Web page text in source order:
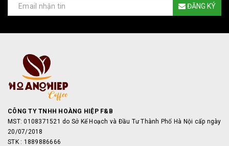
ĐĂNG KÝ
CÔNG TY TNHH HOÀNG HIỆP F&B
MST: 0108371521 do Sở Kế Hoạch và Đầu Tư Thành Phố Hà Nội cấp ngày
20/07/2018
STK : 1889886666